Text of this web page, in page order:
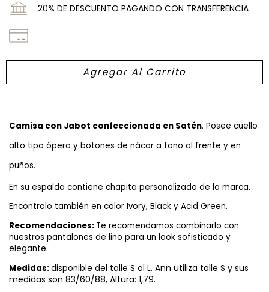
20% DE DESCUENTO PAGANDO CON TRANSFERENCIA
Camisa con Jabot confeccionada en Satén. Posee cuello
alto tipo ópera y botones de nácar a tono al frente y en
puños.
En su espalda contiene chapita personalizada de la marca.
Encontralo también en color Ivory, Black y Acid Green.
Recomendaciones: Te recomendamos combinarlo con
nuestros pantalones de lino para un look sofisticado y
elegante.
Medidas:disponible del talle S al L. Ann utiliza talle S y sus
medidas son 83/60/88, Altura: 1,79.